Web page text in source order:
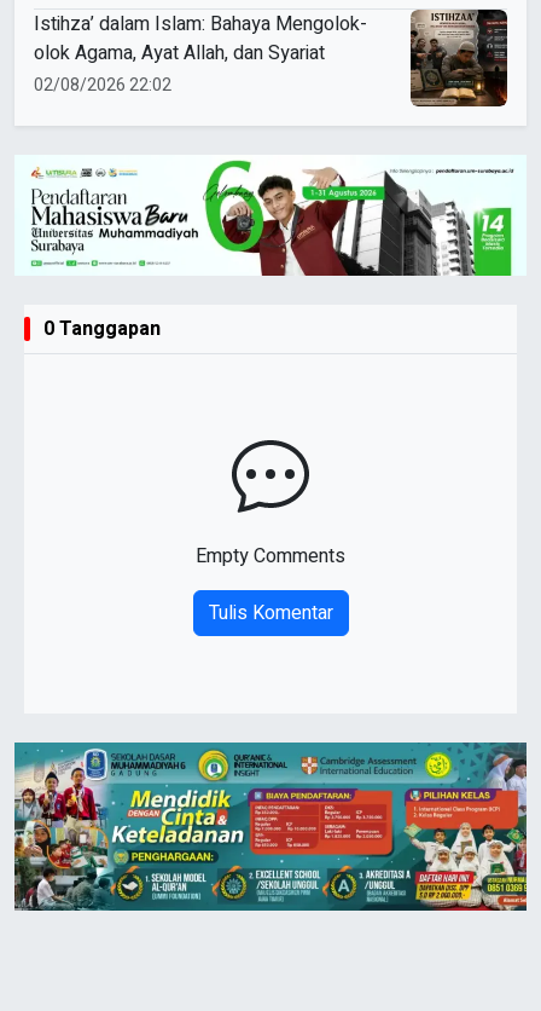
Istihza’ dalam Islam: Bahaya Mengolok-
olok Agama, Ayat Allah, dan Syariat
02/08/2026 22:02
0 Tanggapan
Empty Comments
Tulis Komentar